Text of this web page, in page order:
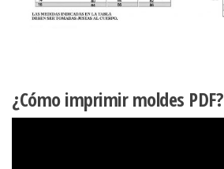
¿Cómo imprimir moldes PDF?